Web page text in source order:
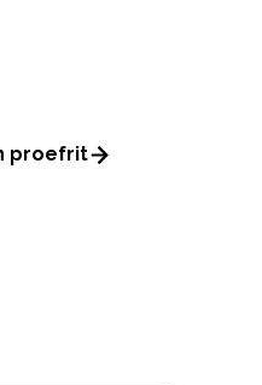
proefrit